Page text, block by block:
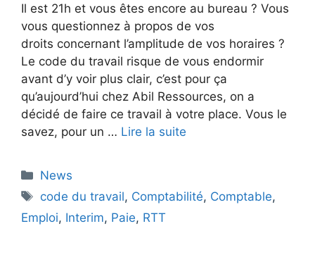
Il est 21h et vous êtes encore au bureau ? Vous
vous questionnez à propos de vos
droits concernant l’amplitude de vos horaires ?
Le code du travail risque de vous endormir
avant d’y voir plus clair, c’est pour ça
qu’aujourd’hui chez Abil Ressources, on a
décidé de faire ce travail à votre place. Vous le
savez, pour un … Lire la suite
Catégories
News
Étiquettes
code du travail, Comptabilité, Comptable,
Emploi, Interim, Paie, RTT